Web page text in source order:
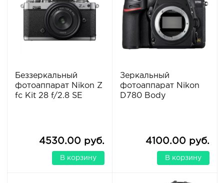
Беззеркальный
фотоаппарат Nikon Z
fc Kit 28 f/2.8 SE
4530.00 руб.
В корзину
Зеркальный
фотоаппарат Nikon
D780 Body
4100.00 руб.
В корзину